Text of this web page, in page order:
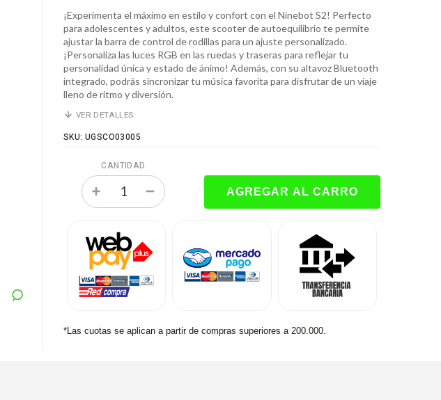
¡Experimenta el máximo en estilo y confort con el Ninebot S2! Perfecto
para adolescentes y adultos, este scooter de autoequilibrio te permite
ajustar la barra de control de rodillas para un ajuste personalizado.
¡Personaliza las luces RGB en las ruedas y traseras para reflejar tu
personalidad única y estado de ánimo! Además, con su altavoz Bluetooth
integrado, podrás sincronizar tu música favorita para disfrutar de un viaje
lleno de ritmo y diversión.
VER DETALLES
SKU: UGSCO03005
CANTIDAD
*Las cuotas se aplican a partir de compras superiores a 200.000.